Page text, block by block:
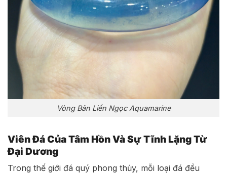
Vòng Bản Liền Ngọc Aquamarine
Viên Đá Của Tâm Hồn Và Sự Tĩnh Lặng Từ
Đại Dương
Trong thế giới đá quý phong thủy, mỗi loại đá đều